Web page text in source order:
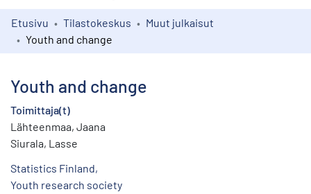
Kokoelmat
Etusivu Tilastokeskus
Muut julkaisut
Youth and change
Youth and change
Toimittaja(t)
Lähteenmaa, Jaana
Siurala, Lasse
Statistics Finland,
Youth research society